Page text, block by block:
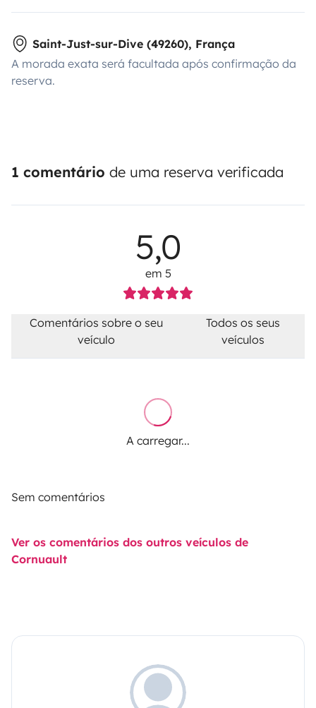
Saint-Just-sur-Dive (49260), França
A morada exata será facultada após confirmação da
reserva.
1 comentário de uma reserva verificada
5,0
em 5
Comentários sobre o seu
veículo
Todos os seus
veículos
A carregar...
Sem comentários
Ver os comentários dos outros veículos de
Cornuault